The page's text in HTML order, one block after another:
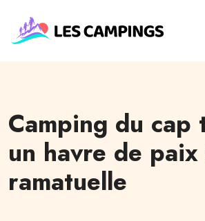
Camping du cap
un havre de paix
ramatuelle